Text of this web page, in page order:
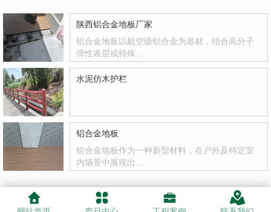
陕西铝合金地板厂家
铝合金地板以航空级铝合金为基材，结合高分子
弹性表层或特殊…
水泥仿木护栏
铝合金地板
铝合金地板作为一种新型材料，在户外及特定室
内场景中展现出…